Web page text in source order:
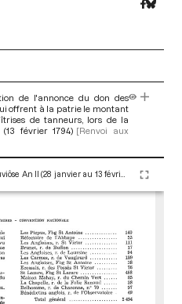
de l'annonce du don des
offrent à la patrie le montant
de tanneurs, lors de la
février 1794) [Renvoi aux